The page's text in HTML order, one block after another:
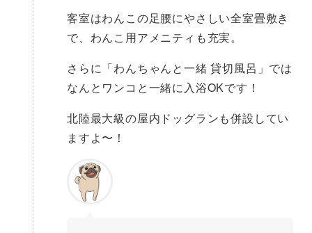
客室はわんこの足腰にやさしい全室畳敷き
で、わんこ用アメニティも充実。
さらに「わんちゃんと一緒 貸切風呂」では
なんとワンコと一緒に入浴OKです！
北陸最大級の屋内ドッグランも併設してい
ますよ〜！